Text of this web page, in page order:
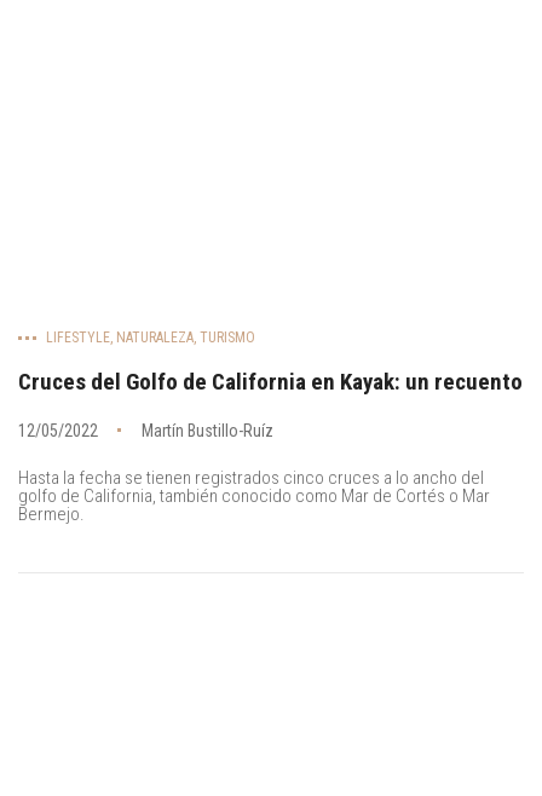
LIFESTYLE, NATURALEZA, TURISMO
Cruces del Golfo de California en Kayak: un recuento
12/05/2022 Martín Bustillo-Ruíz
Hasta la fecha se tienen registrados cinco cruces a lo ancho del
golfo de California, también conocido como Mar de Cortés o Mar
Bermejo.